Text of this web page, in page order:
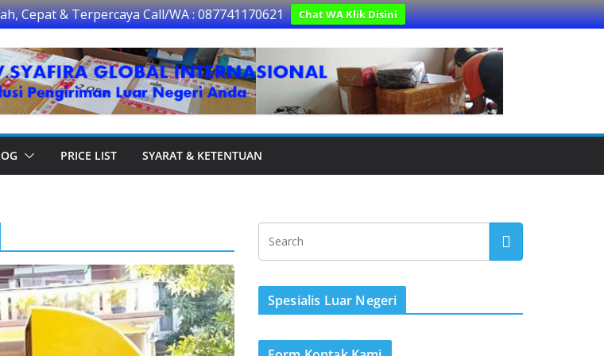
Cepat & Terpercaya Call/WA : 087741170621 Chat WA Klik Disini
PRICE LIST SYARAT & KETENTUAN
Spesialis Luar Negeri